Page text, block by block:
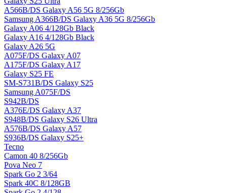
A566B/DS Galaxy A56 5G 8/256Gb
Samsung A366B/DS Galaxy A36 5G 8/256Gb
Galaxy A06 4/128Gb Black
Galaxy A16 4/128Gb Black
Galaxy A26 5G
A075F/DS Galaxy A07
A175F/DS Galaxy A17
Galaxy S25 FE
SM-S731B/DS Galaxy S25
Samsung A075F/DS
S942B/DS
A376E/DS Galaxy A37
S948B/DS Galaxy S26 Ultra
A576B/DS Galaxy A57
S936B/DS Galaxy S25+
Tecno
Camon 40 8/256Gb
Pova Neo 7
Spark Go 2 3/64
Spark 40C 8/128GB